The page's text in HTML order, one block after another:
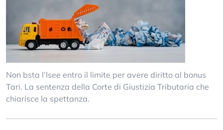
Non bsta l’Isee entro il limite per avere diritto al bonus
Tari. La sentenza della Corte di Giustizia Tributaria che
chiarisce la spettanza.